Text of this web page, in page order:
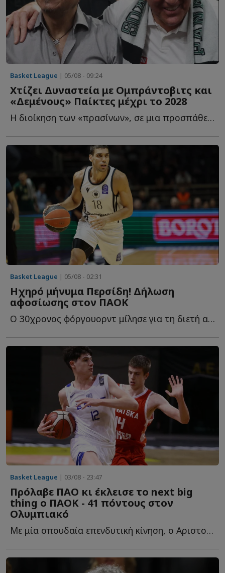
Basket League | 05/08 - 09:24
Χτίζει Δυναστεία με Ομπράντοβιτς και
«Δεμένους» Παίκτες μέχρι το 2028
Η διοίκηση των «πρασίνων», σε μια προσπάθεια να επαναφέρει τ...
Basket League | 05/08 - 02:31
Ηχηρό μήνυμα Περσίδη! Δήλωση
αφοσίωσης στον ΠΑΟΚ
Ο 30χρονος φόργουορντ μίλησε για τη διετή ανανέωση, τ...
Basket League | 03/08 - 23:47
Πρόλαβε ΠΑΟ κι έκλεισε το next big
thing ο ΠΑΟΚ - 41 πόντους στον
Ολυμπιακό
Με μία σπουδαία επενδυτική κίνηση, ο Αριστοτέλης Μυστακίδης κ...